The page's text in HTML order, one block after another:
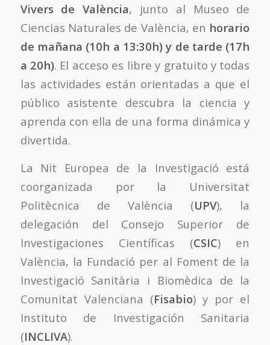
Vivers de València, junto al Museo de
Ciencias Naturales de València, en horario
de mañana (10h a 13:30h) y de tarde (17h
a 20h). El acceso es libre y gratuito y todas
las actividades están orientadas a que el
público asistente descubra la ciencia y
aprenda con ella de una forma dinámica y
divertida.
La Nit Europea de la Investigació está
coorganizada por la Universitat
Politècnica de València (UPV), la
delegación del Consejo Superior de
Investigaciones Científicas (CSIC) en
València, la Fundació per al Foment de la
Investigació Sanitària i Biomèdica de la
Comunitat Valenciana (Fisabio) y por el
Instituto de Investigación Sanitaria
(INCLIVA).